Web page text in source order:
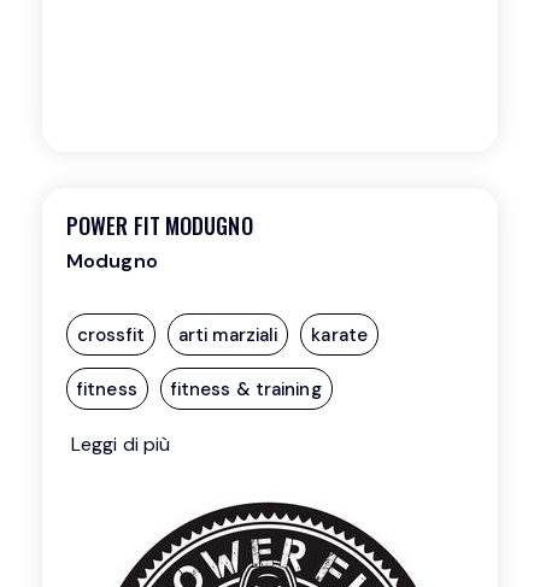
POWER FIT MODUGNO
Modugno
crossfit arti marziali karate
fitness fitness & training
Leggi di più